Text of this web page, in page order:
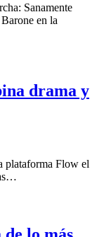
Sanamente
en la
drama y
plataforma Flow el